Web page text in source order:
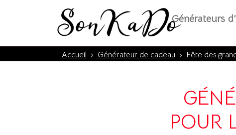
Générateurs
Accueil › Générateur de cadeau › Fête des
POUR